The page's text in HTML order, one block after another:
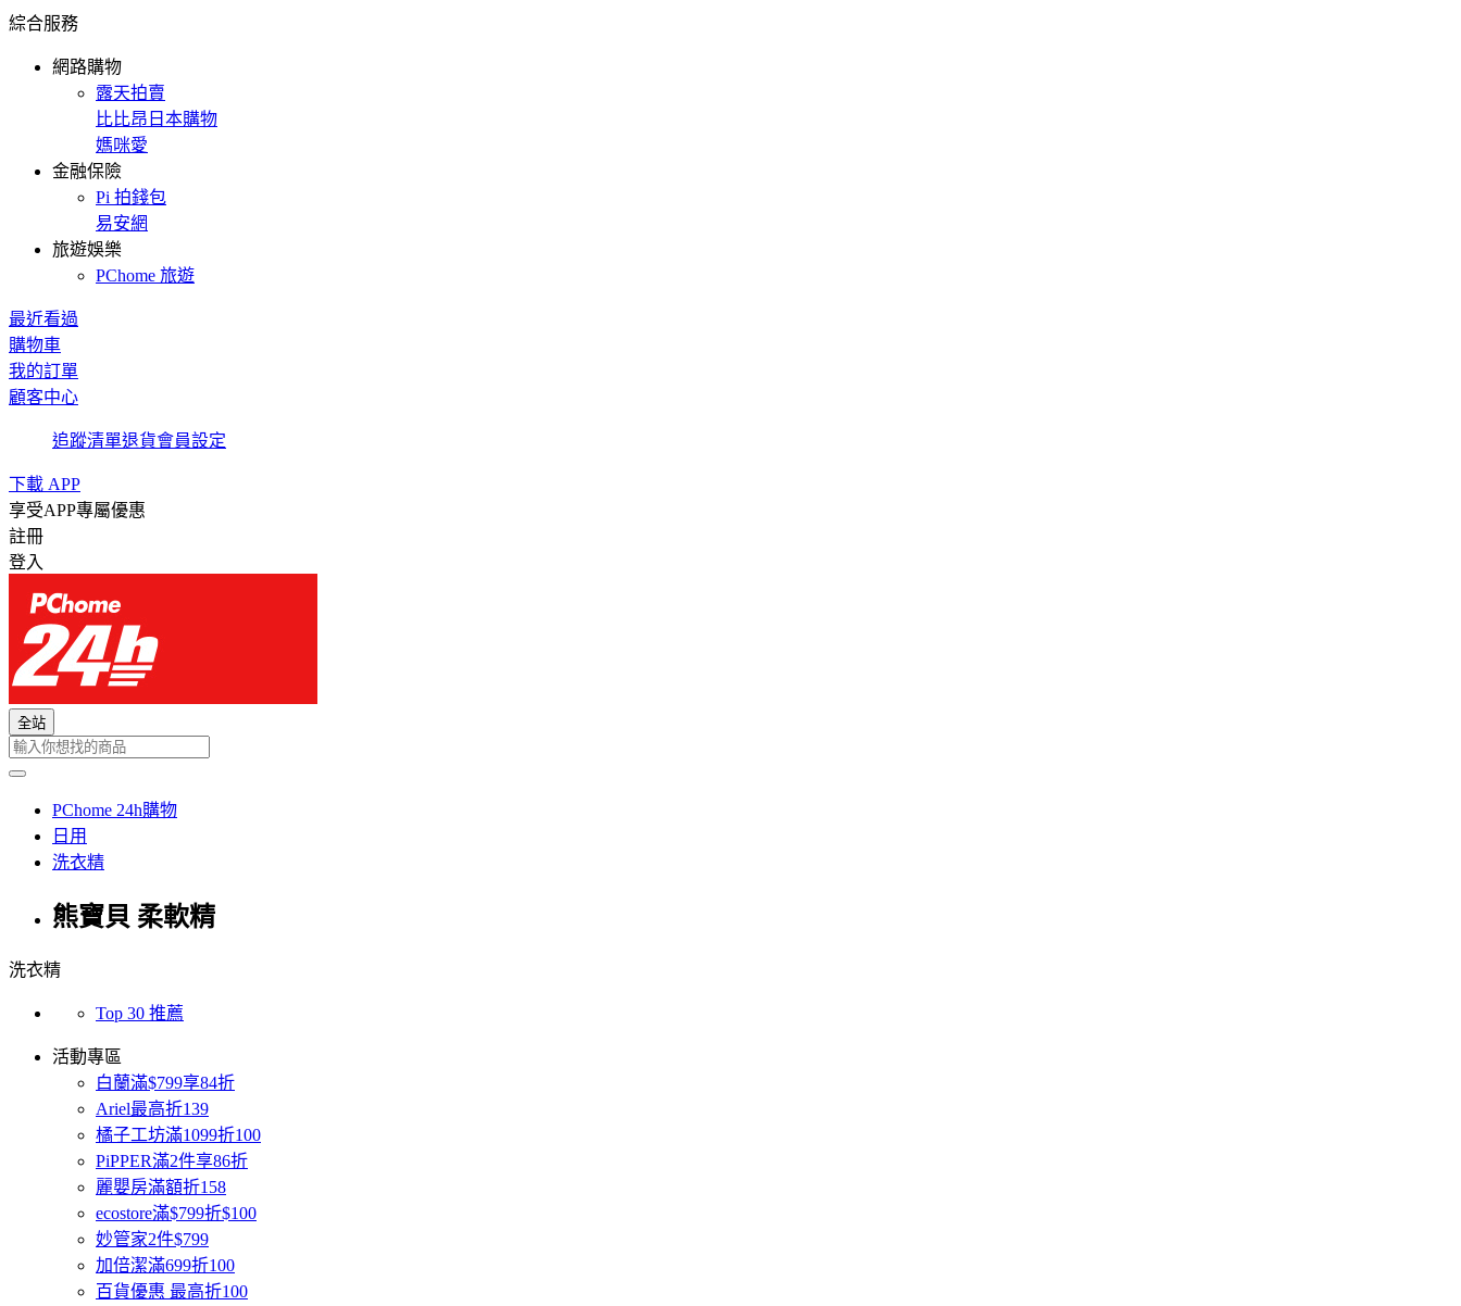
綜合服務
網路購物
露天拍賣
比比昂日本購物
媽咪愛
金融保險
Pi 拍錢包
易安網
旅遊娛樂
PChome 旅遊
最近看過
購物車
我的訂單
顧客中心
追蹤清單退貨會員設定
下載 APP
享受APP專屬優惠
註冊
登入
全站
PChome 24h購物
日用
洗衣精
熊寶貝 柔軟精
洗衣精
Top 30 推薦
活動專區
白蘭滿$799享84折
Ariel最高折139
橘子工坊滿1099折100
PiPPER滿2件享86折
麗嬰房滿額折158
ecostore滿$799折$100
妙管家2件$799
加倍潔滿699折100
百貨優惠 最高折100